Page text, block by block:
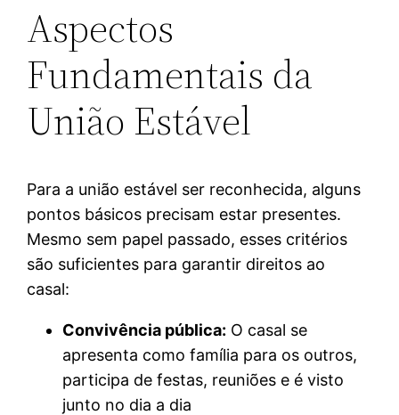
Aspectos
Fundamentais da
União Estável
Para a união estável ser reconhecida, alguns
pontos básicos precisam estar presentes.
Mesmo sem papel passado, esses critérios
são suficientes para garantir direitos ao
casal:
Convivência pública: O casal se
apresenta como família para os outros,
participa de festas, reuniões e é visto
junto no dia a dia